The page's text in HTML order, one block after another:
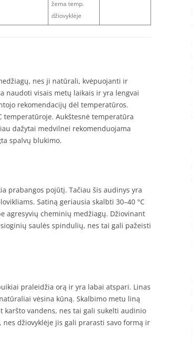
žema temp.
džiovyklėje
nes ji natūrali, kvėpuojanti ir
naudoti visais metų laikais ir yra lengvai
rekomendacijų dėl temperatūros.
temperatūroje. Aukštesnė temperatūra
dažytai medvilnei rekomenduojama
spalvų blukimo.
prabangos pojūtį. Tačiau šis audinys yra
Satiną geriausia skalbti 30–40 °C
agresyvių cheminių medžiagų. Džiovinant
saulės spindulių, nes tai gali pažeisti
praleidžia orą ir yra labai atspari. Linas
vėsina kūną. Skalbimo metu liną
karšto vandens, nes tai gali sukelti audinio
džiovyklėje jis gali prarasti savo formą ir